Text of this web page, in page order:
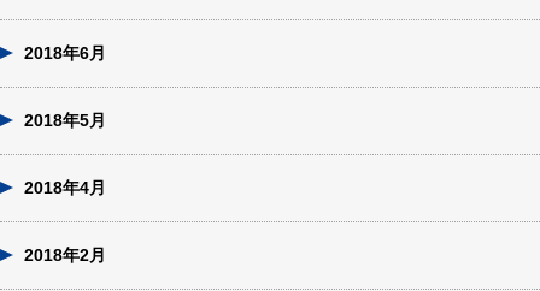
2018年6月
2018年5月
2018年4月
2018年2月